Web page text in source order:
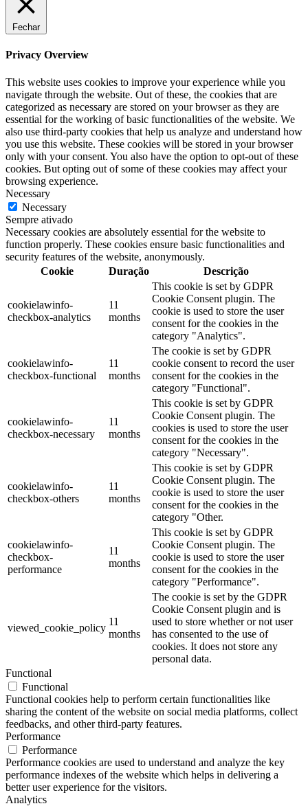
Fechar
Privacy Overview
This website uses cookies to improve your experience while you
navigate through the website. Out of these, the cookies that are
categorized as necessary are stored on your browser as they are
essential for the working of basic functionalities of the website. We
also use third-party cookies that help us analyze and understand how
you use this website. These cookies will be stored in your browser
only with your consent. You also have the option to opt-out of these
cookies. But opting out of some of these cookies may affect your
browsing experience.
Necessary
Necessary
Sempre ativado
Necessary cookies are absolutely essential for the website to
function properly. These cookies ensure basic functionalities and
security features of the website, anonymously.
Cookie
Duração Descrição
cookielawinfo-
checkbox-analytics
11
months
This cookie is set by GDPR
Cookie Consent plugin. The
cookie is used to store the user
consent for the cookies in the
category "Analytics".
cookielawinfo-
checkbox-functional
11
months
The cookie is set by GDPR
cookie consent to record the user
consent for the cookies in the
category "Functional".
cookielawinfo-
checkbox-necessary
11
months
This cookie is set by GDPR
Cookie Consent plugin. The
cookies is used to store the user
consent for the cookies in the
category "Necessary".
cookielawinfo-
checkbox-others
11
months
This cookie is set by GDPR
Cookie Consent plugin. The
cookie is used to store the user
consent for the cookies in the
category "Other.
cookielawinfo-
checkbox-
performance
11
months
This cookie is set by GDPR
Cookie Consent plugin. The
cookie is used to store the user
consent for the cookies in the
category "Performance".
viewed_cookie_policy
11
months
The cookie is set by the GDPR
Cookie Consent plugin and is
used to store whether or not user
has consented to the use of
cookies. It does not store any
personal data.
Functional
Functional
Functional cookies help to perform certain functionalities like
sharing the content of the website on social media platforms, collect
feedbacks, and other third-party features.
Performance
Performance
Performance cookies are used to understand and analyze the key
performance indexes of the website which helps in delivering a
better user experience for the visitors.
Analytics